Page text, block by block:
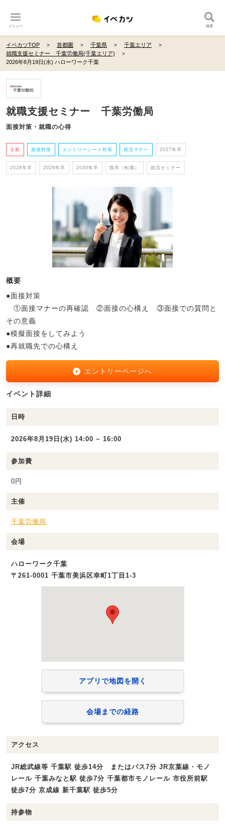
メニュー 検索
イベカツTOP 首都圏 千葉県
千葉エリア
就職支援セミナー 千葉労働局(千葉エリア)
2026年8月19日(水) ハローワーク千葉
就職支援セミナー 千葉労働局
面接対策・就職の心得
全般 面接対策 エントリーシート対策 就活マナー 2027年卒
2028年卒 2029年卒 2030年卒 既卒（転職） 就活セミナー
概要
●面接対策
①面接マナーの再確認 ②面接の心構え ③面接での質問と
その意義
●模擬面接をしてみよう
●再就職先での心構え
エントリーページへ
イベント詳細
日時
2026年8月19日(水) 14:00 ~ 16:00
参加費
0円
主催
千葉労働局
会場
ハローワーク千葉
〒261-0001 千葉市美浜区幸町1丁目1‐3
アプリで地図を開く
会場までの経路
アクセス
JR総武線等 千葉駅 徒歩14分 またはバス7分 JR京葉線・モノ
レール 千葉みなと駅 徒歩7分 千葉都市モノレール 市役所前駅
徒歩7分 京成線 新千葉駅 徒歩5分
持参物